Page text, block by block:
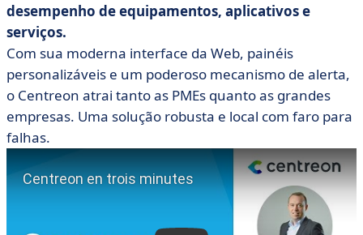
desempenho de equipamentos, aplicativos e
serviços.
Com sua moderna interface da Web, painéis
personalizáveis e um poderoso mecanismo de alerta,
o Centreon atrai tanto as PMEs quanto as grandes
empresas. Uma solução robusta e local com faro para
falhas.